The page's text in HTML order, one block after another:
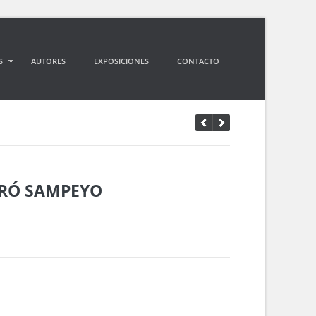
AUTORES EXPOSICIONES CONTACTO
SAMPEYO